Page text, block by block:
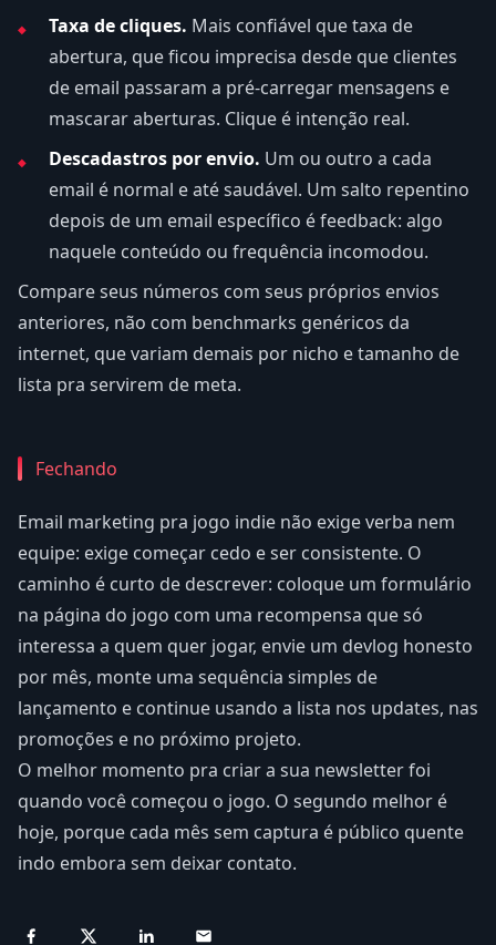
Taxa de cliques. Mais confiável que taxa de
abertura, que ficou imprecisa desde que clientes
de email passaram a pré-carregar mensagens e
mascarar aberturas. Clique é intenção real.
Descadastros por envio. Um ou outro a cada
email é normal e até saudável. Um salto repentino
depois de um email específico é feedback: algo
naquele conteúdo ou frequência incomodou.
Compare seus números com seus próprios envios
anteriores, não com benchmarks genéricos da
internet, que variam demais por nicho e tamanho de
lista pra servirem de meta.
Fechando
Email marketing pra jogo indie não exige verba nem
equipe: exige começar cedo e ser consistente. O
caminho é curto de descrever: coloque um formulário
na página do jogo com uma recompensa que só
interessa a quem quer jogar, envie um devlog honesto
por mês, monte uma sequência simples de
lançamento e continue usando a lista nos updates, nas
promoções e no próximo projeto.
O melhor momento pra criar a sua newsletter foi
quando você começou o jogo. O segundo melhor é
hoje, porque cada mês sem captura é público quente
indo embora sem deixar contato.